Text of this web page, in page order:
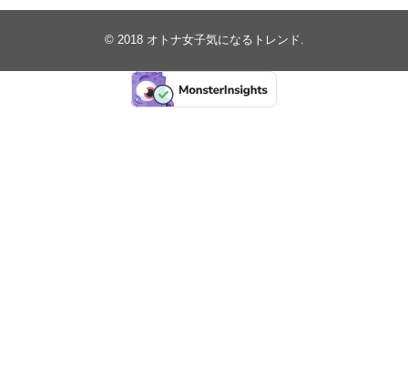
© 2018 オトナ女子気になるトレンド.